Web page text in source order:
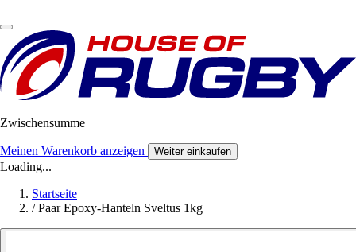
Zwischensumme
Meinen Warenkorb anzeigen Weiter einkaufen
Loading...
Startseite
/ Paar Epoxy-Hanteln Sveltus 1kg